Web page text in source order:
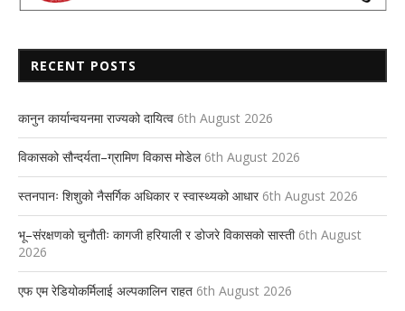
RECENT POSTS
कानुन कार्यान्वयनमा राज्यको दायित्व 6th August 2026
विकासको सौन्दर्यता–ग्रामिण विकास मोडेल 6th August 2026
स्तनपानः शिशुको नैसर्गिक अधिकार र स्वास्थ्यको आधार 6th August 2026
भू–संरक्षणको चुनौतीः कागजी हरियाली र डोजरे विकासको सास्ती 6th August
2026
एफ एम रेडियोकर्मिलाई अल्पकालिन राहत 6th August 2026